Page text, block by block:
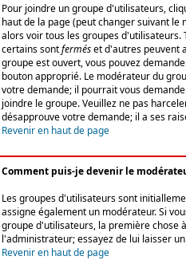
Pour joindre un groupe d'utilisateurs,
haut de la page (peut changer suivant
alors voir tous les groupes d'utilisateurs.
certains sontferméset d'autres peuvent
groupe est ouvert, vous pouvez
bouton approprié. Le modérateur du
votre demande; il pourrait vous
joindre le groupe. Veuillez ne pas
désapprouve votre demande; il a ses
Revenir en haut de page
Comment puis-je devenir le
Les groupes d'utilisateurs sont
assigne également un modérateur. Si
groupe d'utilisateurs, la première chose
l'administrateur; essayez de lui laisser
Revenir en haut de page